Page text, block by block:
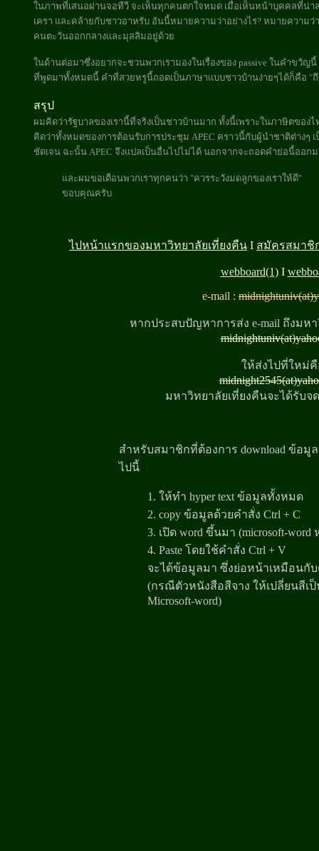
ในภาพที่เสนอผ่านจอทีวี จะเห็นทุกคนตกใจหมด เมื่อเห็นหน้าบุคคลที่น่า
เครา และคล้ายกับชาวอาหรับ อันนี้หมายความว่าอย่างไร? หมายความ
คนตะวันออกกลางและมุสลิมอยู่ด้วย
ในด้านต่อมาซึ่งอยากจะชวนพวกเรามองในเรื่องของ passive ในคำขวั
ที่พูดมาทั้งหมดนี้ คำที่สวยหรูนี้ถอดเป็นภาษาแบบชาวบ้านง่ายๆได้ก็คือ "ถึ
สรุป
ผมคิดว่ารัฐบาลของเรานี้ที่จริงเป็นชาวบ้านมาก ทั้งนี้เพราะในภาษิตของ
คิดว่าทั้งหมดของการต้อนรับการประชุม APEC คราวนี้กับผู้นำชาติต่างๆ
ชัดเจน ฉะนั้น APEC จึงแปลเป็นอื่นไปไม่ได้ นอกจากจะถอดคำย่อนี้ออกมา
และผมขอเตือนพวกเราทุกคนว่า "ควรระวังมดลูกของเราให้ดี"
ขอบคุณครับ
ไปหน้าแรกของมหาวิทยาลัยเที่ยงคืน I สมัครสมาชิ
webboard(1) I
e-mail :
หากประสบปัญหาการส่ง e-mail ถึงมห
ให้ส่งไปที่ใหม่
มหาวิทยาลัยเที่ยงคืนจะได้รับจ
สำหรับสมาชิกที่ต้องการ download ข้อมู
ไปนี้
1. ให้ทำ hyper text ข้อมูลทั้งหมด
2. copy ข้อมูลด้วยคำสั่ง Ctrl + C
3. เปิด word ขึ้นมา (microsoft-word
4. Paste โดยใช้คำสั่ง Ctrl + V
จะได้ข้อมูลมา ซึ่งย่อหน้าเหมือนกั
(กรณีตัวหนังสือสีจาง ให้เปลี่ยนสีเ
Microsoft-word)